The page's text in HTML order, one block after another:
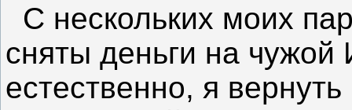
С нескольких моих
сняты деньги на чужой
естественно, я